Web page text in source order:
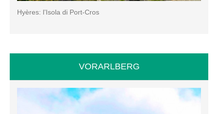
Hyères: l’Isola di Port-Cros
VORARLBERG